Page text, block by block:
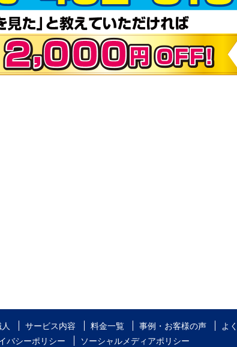
サービス内容 料金一覧 事例・お客様の声 よ
バシーポリシー
ソーシャルメディアポリシー